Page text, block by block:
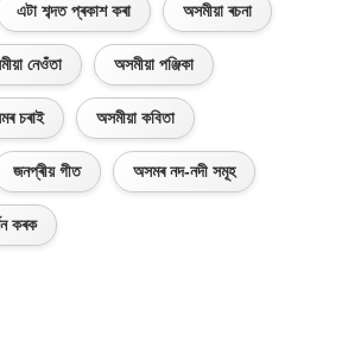
এটা শব্দত প্ৰকাশ কৰা অসমীয়া ৰচনা
নেওঁতা অসমীয়া পঞ্জিকা
চৰাই অসমীয়া কবিতা
জনপ্ৰীয় গীত অসমৰ নদ-নদী সমূহ
কৰক